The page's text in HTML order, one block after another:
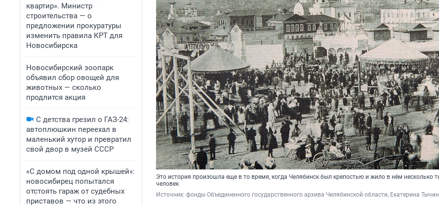
квартир». Министр
строительства — о
предложении прокуратуры
изменить правила КРТ для
Новосибирска
Новосибирский зоопарк
объявил сбор овощей для
животных — сколько
продлится акция
С детства грезил о ГАЗ-24:
автоплюшкин переехал в
маленький хутор и превратил
свой двор в музей СССР
«С домом под одной крышей»:
новосибирец попытался
отстоять гараж от судебных
приставов — что из этого
Это история произошла еще в то время, когда Челябинск был крепостью и жило в нём несколько
человек
Источник: фонды Объединенного государственного архива Челябинской области, Екатерина